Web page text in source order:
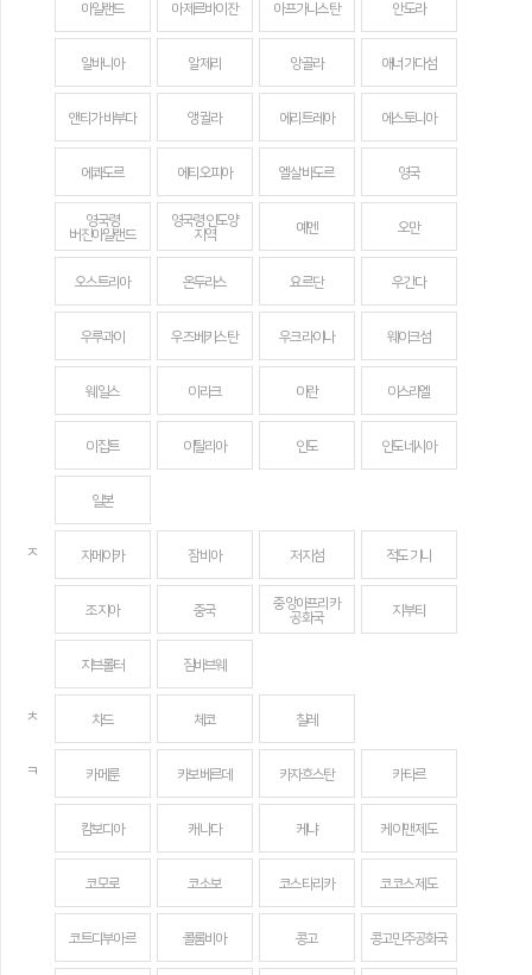
아일랜드 아제르바이잔 아프가니스탄 안도라
알바니아 알제리 앙골라 애너가다섬
앤티가 바부다 앵귈라 에리트레아 에스토니아
에콰도르 에티오피아 엘살바도르 영국
영국령
버진아일랜드
영국령 인도양
지역
예멘 오만
오스트리아 온두라스 요르단 우간다
우루과이 우즈베키스탄 우크라이나 웨이크섬
웨일스 이라크 이란 이스라엘
이집트 이탈리아 인도 인도네시아
일본
ㅈ 자메이카 잠비아 저지섬 적도 기니
조지아 중국
중앙아프리카
공화국
지부티
지브롤터 짐바브웨
ㅊ 차드 체코 칠레
ㅋ 카메룬 카보베르데 카자흐스탄 카타르
캄보디아 캐나다 케냐 케이맨 제도
코모로 코소보 코스타리카 코코스 제도
코트디부아르 콜롬비아 콩고 콩고민주공화국